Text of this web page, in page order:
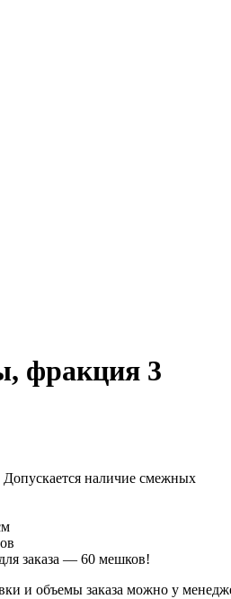
фракция 3
наличие смежных
заказа — 60 мешков!
и объемы заказа можно у